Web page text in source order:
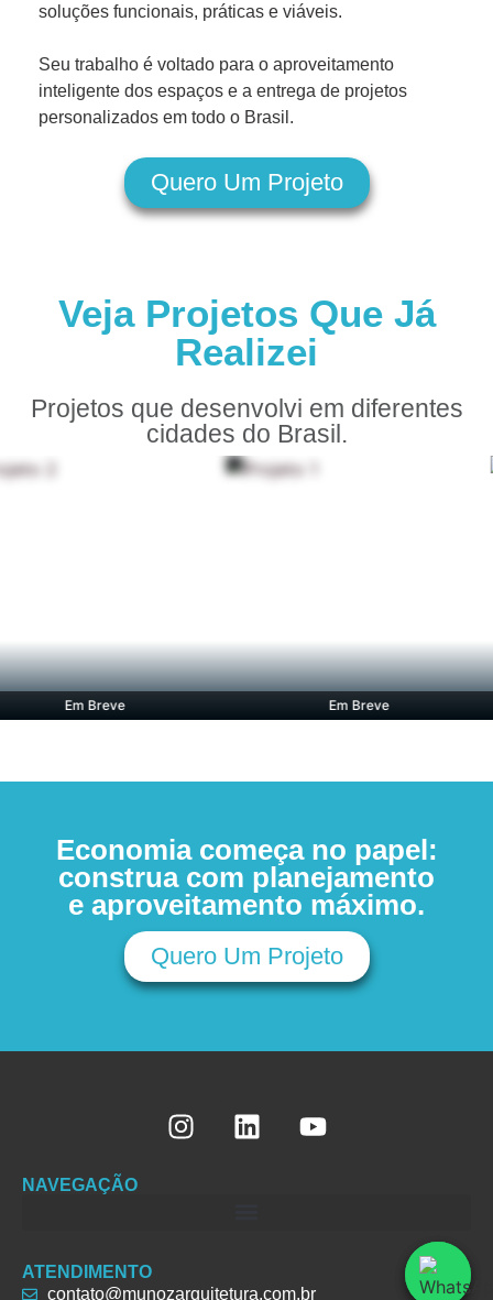
soluções funcionais, práticas e viáveis.
Seu trabalho é voltado para o aproveitamento
inteligente dos espaços e a entrega de projetos
personalizados em todo o Brasil.
Quero Um Projeto
Veja Projetos Que Já
Realizei
Projetos que desenvolvi em diferentes
cidades do Brasil.
Em Breve Em Breve
Economia começa no papel:
construa com planejamento
e aproveitamento máximo.
Quero Um Projeto
NAVEGAÇÃO
ATENDIMENTO
contato@munozarquitetura.com.br